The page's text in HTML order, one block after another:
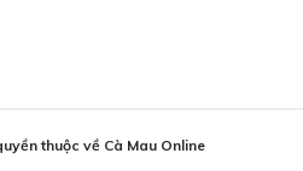
thuộc về Cà Mau Online